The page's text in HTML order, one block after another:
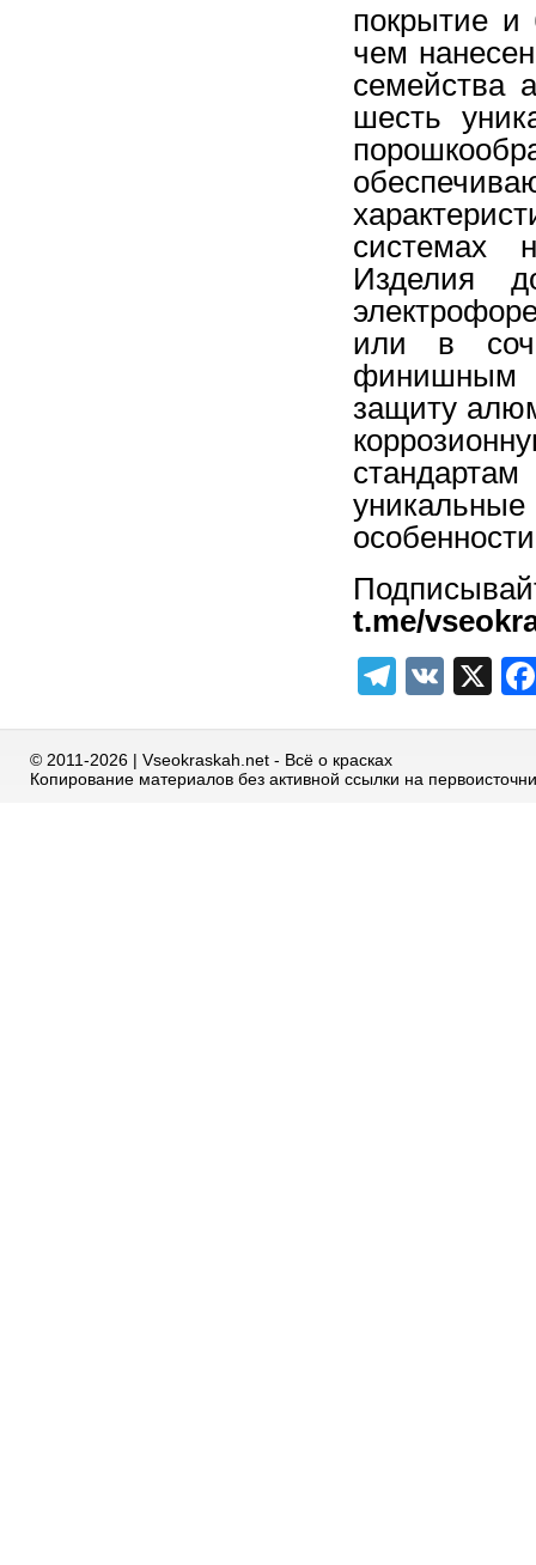
покрытие и
чем
семейства
шесть
системах
Изделия
или
в
финишным
защиту
стандартам
уникальные
особенности
t.me/
VK X
© 2011-2026 | Vseokraskah.net - Всё о красках
Копирование материалов без активной ссылки на